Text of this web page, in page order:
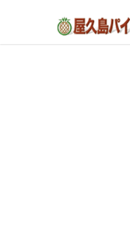
屋久島パイ
タルサイト